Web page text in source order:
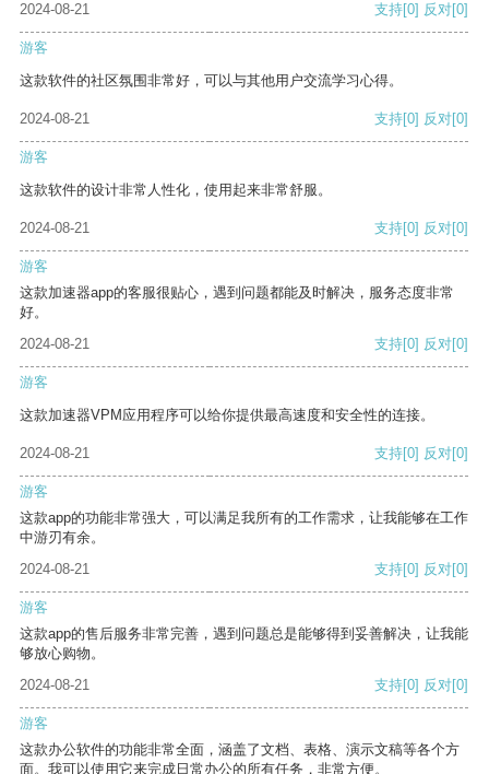
2024-08-21
支持[0] 反对[0]
游客
这款软件的社区氛围非常好，可以与其他用户交流学习心得。
2024-08-21 支持[0] 反对[0]
游客
这款软件的设计非常人性化，使用起来非常舒服。
2024-08-21 支持[0] 反对[0]
游客
这款加速器app的客服很贴心，遇到问题都能及时解决，服务态度非常
好。
2024-08-21
支持[0] 反对[0]
游客
这款加速器VPM应用程序可以给你提供最高速度和安全性的连接。
2024-08-21 支持[0] 反对[0]
游客
这款app的功能非常强大，可以满足我所有的工作需求，让我能够在工作
中游刃有余。
2024-08-21
支持[0] 反对[0]
游客
这款app的售后服务非常完善，遇到问题总是能够得到妥善解决，让我能
够放心购物。
2024-08-21
支持[0] 反对[0]
游客
这款办公软件的功能非常全面，涵盖了文档、表格、演示文稿等各个方
面。我可以使用它来完成日常办公的所有任务，非常方便。